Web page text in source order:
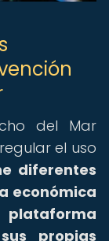
del Mar
el uso
diferentes
económica
propias